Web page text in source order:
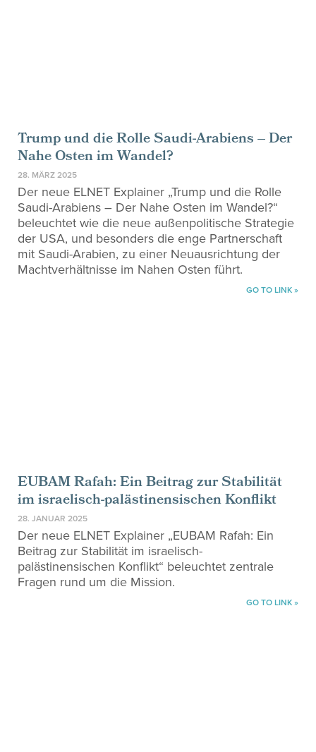
Trump und die Rolle Saudi-Arabiens – Der
Nahe Osten im Wandel?
28. MÄRZ 2025
Der neue ELNET Explainer „Trump und die Rolle
Saudi-Arabiens – Der Nahe Osten im Wandel?“
beleuchtet wie die neue außenpolitische Strategie
der USA, und besonders die enge Partnerschaft
mit Saudi-Arabien, zu einer Neuausrichtung der
Machtverhältnisse im Nahen Osten führt.
GO TO LINK »
EUBAM Rafah: Ein Beitrag zur Stabilität
im israelisch-palästinensischen Konflikt
28. JANUAR 2025
Der neue ELNET Explainer „EUBAM Rafah: Ein
Beitrag zur Stabilität im israelisch-
palästinensischen Konflikt“ beleuchtet zentrale
Fragen rund um die Mission.
GO TO LINK »